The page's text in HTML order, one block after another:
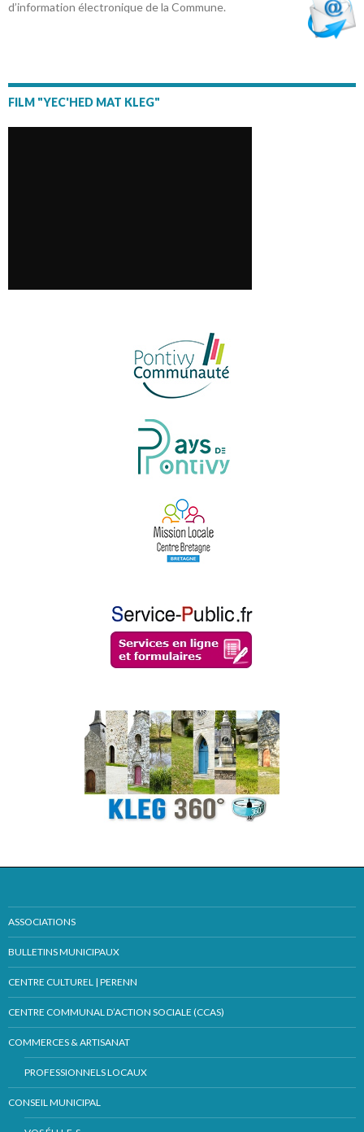
d’information électronique de la Commune.
FILM "YEC'HED MAT KLEG"
ASSOCIATIONS
BULLETINS MUNICIPAUX
CENTRE CULTUREL | PERENN
CENTRE COMMUNAL D’ACTION SOCIALE (CCAS)
COMMERCES & ARTISANAT
PROFESSIONNELS LOCAUX
CONSEIL MUNICIPAL